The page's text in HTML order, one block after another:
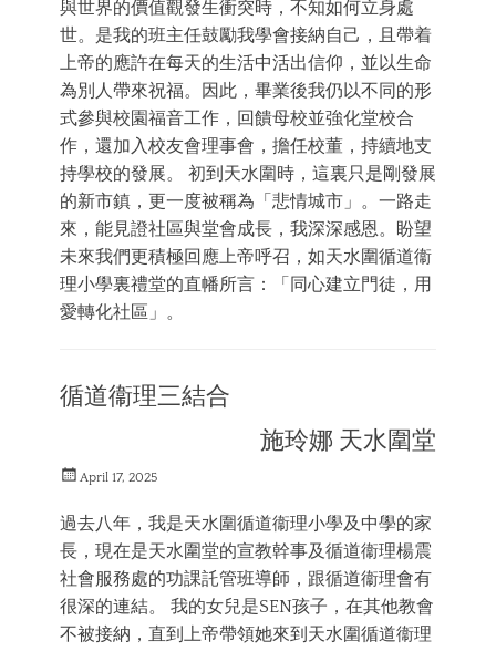
與世界的價值觀發生衝突時，不知如何立身處
世。是我的班主任鼓勵我學會接納自己，且帶着
上帝的應許在每天的生活中活出信仰，並以生命
為別人帶來祝福。因此，畢業後我仍以不同的形
式參與校園福音工作，回饋母校並強化堂校合
作，還加入校友會理事會，擔任校董，持續地支
持學校的發展。 初到天水圍時，這裏只是剛發展
的新市鎮，更一度被稱為「悲情城市」。一路走
來，能見證社區與堂會成長，我深深感恩。盼望
未來我們更積極回應上帝呼召，如天水圍循道衞
理小學裏禮堂的直幡所言：「同心建立門徒，用
愛轉化社區」。
結
會
循道衞理三結合
施玲娜 天水圍堂
PostedApril 17, 2025
過去八年，我是天水圍循道衞理小學及中學的家
長，現在是天水圍堂的宣教幹事及循道衞理楊震
社會服務處的功課託管班導師，跟循道衞理會有
很深的連結。 我的女兒是SEN孩子，在其他教會
不被接納，直到上帝帶領她來到天水圍循道衞理